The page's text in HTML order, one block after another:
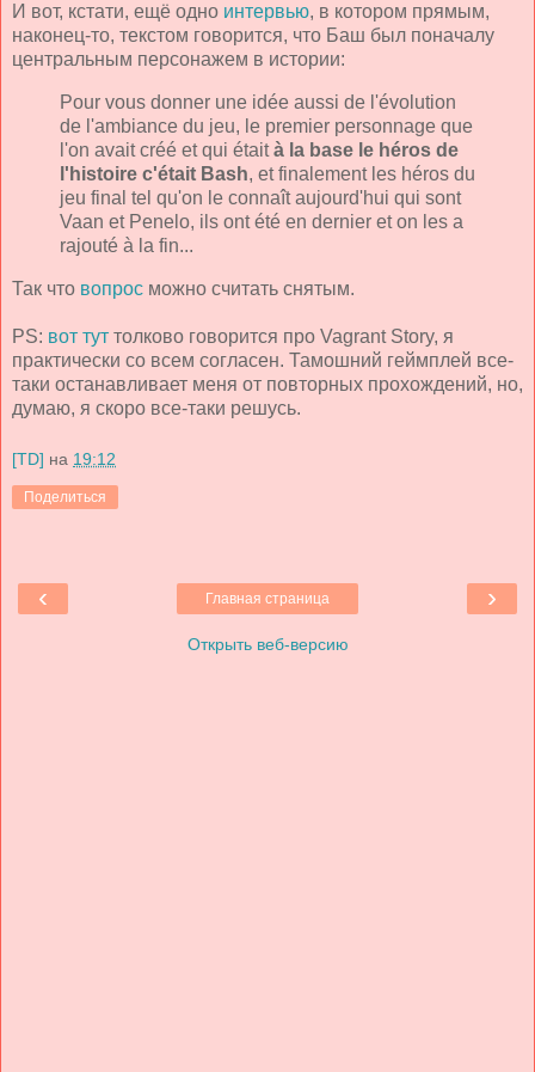
И вот, кстати, ещё одно интервью, в котором прямым,
наконец-то, текстом говорится, что Баш был поначалу
центральным персонажем в истории:
Pour vous donner une idée aussi de l'évolution
de l'ambiance du jeu, le premier personnage que
l'on avait créé et qui étaità la base le héros de
l'histoire c'était Bash, et finalement les héros du
jeu final tel qu'on le connaît aujourd'hui qui sont
Vaan et Penelo, ils ont été en dernier et on les a
rajouté à la fin...
Так что вопрос можно считать снятым.
PS: вот тут толково говорится про Vagrant Story, я
практически со всем согласен. Тамошний геймплей все-
таки останавливает меня от повторных прохождений, но,
думаю, я скоро все-таки решусь.
[TD] на 19:12
Поделиться
‹ ›
Главная страница
Открыть веб-версию